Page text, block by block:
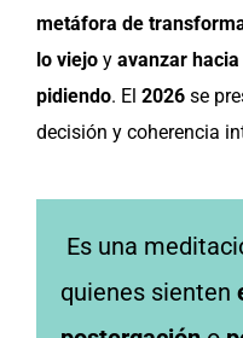
metáfora de
lo viejo y avanzar
pidiendo. El 2026 se
decisión y coherencia
Es una
quienes sienten